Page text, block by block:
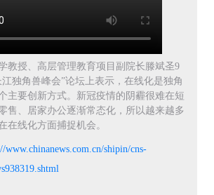
教授、高层管理教育项目副院长滕斌圣9
江独角兽峰会”论坛上表示，在线化是独角
主要创新方式。新冠疫情的阴霾很难在短
售、居家办公逐渐常态化，所以越来越多
在线化方面捕捉机会。
www.chinanews.com.cn/shipin/cns-